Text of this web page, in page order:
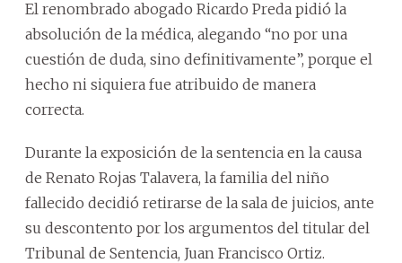
El renombrado abogado Ricardo Preda pidió la
absolución de la médica, alegando “no por una
cuestión de duda, sino definitivamente”, porque el
hecho ni siquiera fue atribuido de manera
correcta.
Durante la exposición de la sentencia en la causa
de Renato Rojas Talavera, la familia del niño
fallecido decidió retirarse de la sala de juicios, ante
su descontento por los argumentos del titular del
Tribunal de Sentencia, Juan Francisco Ortiz.